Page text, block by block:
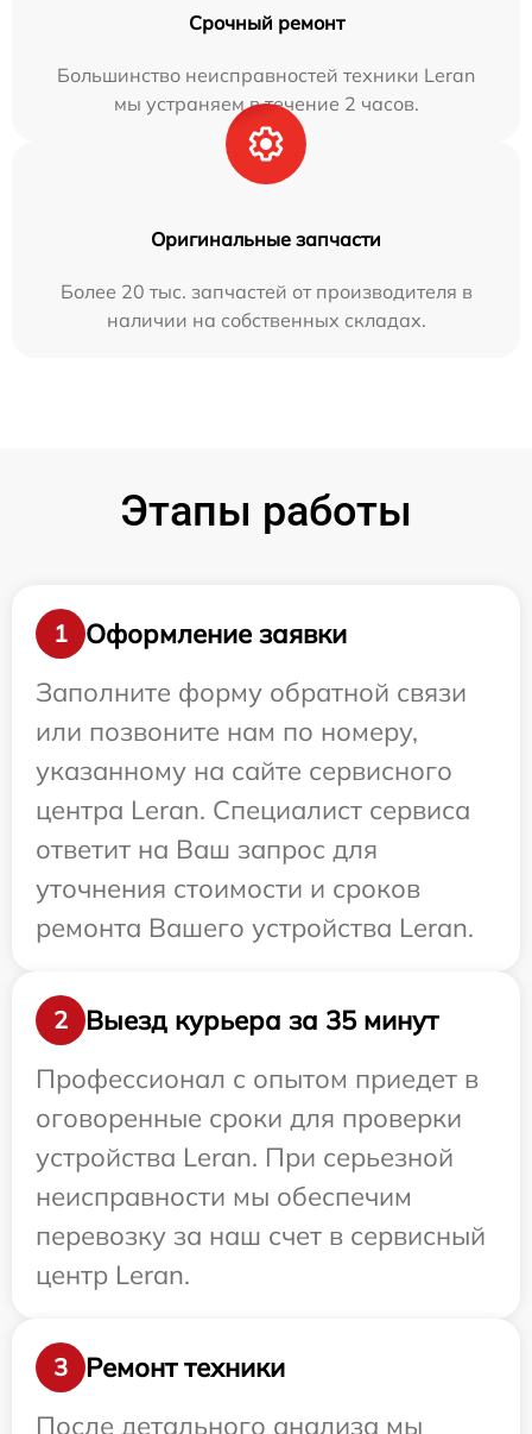
Срочный ремонт
Большинство неисправностей техники Leran
мы устраняем в течение 2 часов.
Оригинальные запчасти
Более 20 тыс. запчастей от производителя в
наличии на собственных складах.
Этапы работы
1
Оформление заявки
Заполните форму обратной связи
или позвоните нам по номеру,
указанному на сайте сервисного
центра Leran. Специалист сервиса
ответит на Ваш запрос для
уточнения стоимости и сроков
ремонта Вашего устройства Leran.
2
Выезд курьера за 35 минут
Профессионал с опытом приедет в
оговоренные сроки для проверки
устройства Leran. При серьезной
неисправности мы обеспечим
перевозку за наш счет в сервисный
центр Leran.
3
Ремонт техники
После детального анализа мы